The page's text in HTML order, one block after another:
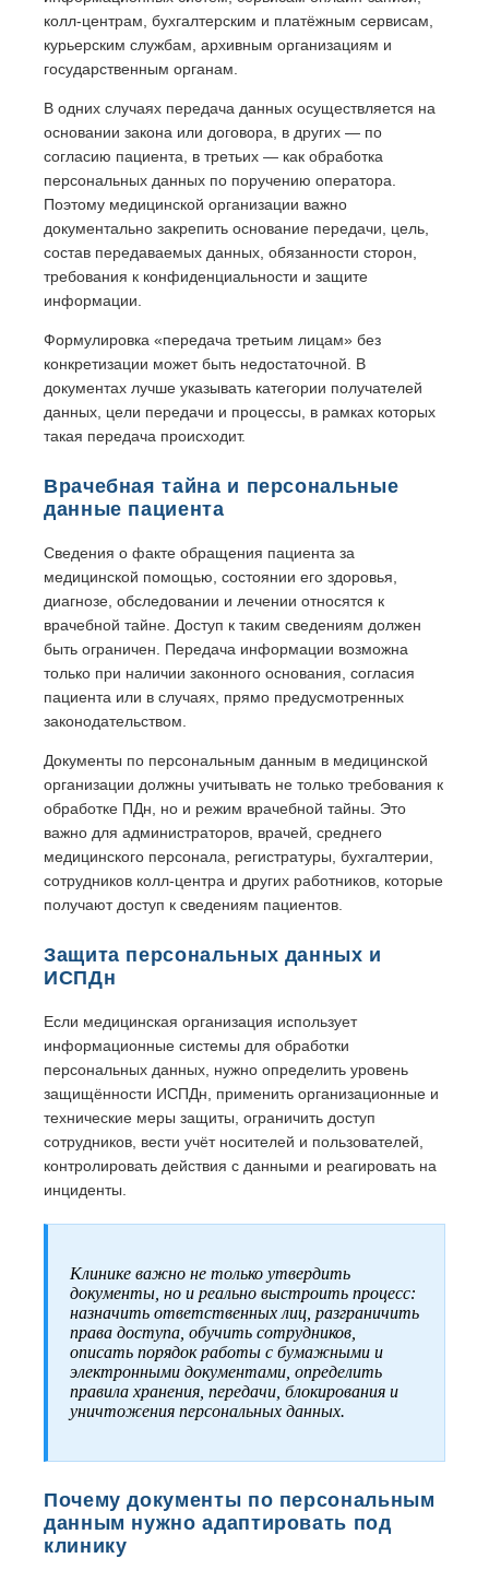
колл-центрам, бухгалтерским и платёжным сервисам,
курьерским службам, архивным организациям и
государственным органам.
В одних случаях передача данных осуществляется на
основании закона или договора, в других — по
согласию пациента, в третьих — как обработка
персональных данных по поручению оператора.
Поэтому медицинской организации важно
документально закрепить основание передачи, цель,
состав передаваемых данных, обязанности сторон,
требования к конфиденциальности и защите
информации.
Формулировка «передача третьим лицам» без
конкретизации может быть недостаточной. В
документах лучше указывать категории получателей
данных, цели передачи и процессы, в рамках которых
такая передача происходит.
Врачебная тайна и персональные
данные пациента
Сведения о факте обращения пациента за
медицинской помощью, состоянии его здоровья,
диагнозе, обследовании и лечении относятся к
врачебной тайне. Доступ к таким сведениям должен
быть ограничен. Передача информации возможна
только при наличии законного основания, согласия
пациента или в случаях, прямо предусмотренных
законодательством.
Документы по персональным данным в медицинской
организации должны учитывать не только требования к
обработке ПДн, но и режим врачебной тайны. Это
важно для администраторов, врачей, среднего
медицинского персонала, регистратуры, бухгалтерии,
сотрудников колл-центра и других работников, которые
получают доступ к сведениям пациентов.
Защита персональных данных и
ИСПДн
Если медицинская организация использует
информационные системы для обработки
персональных данных, нужно определить уровень
защищённости ИСПДн, применить организационные и
технические меры защиты, ограничить доступ
сотрудников, вести учёт носителей и пользователей,
контролировать действия с данными и реагировать на
инциденты.
Клинике важно не только утвердить
документы, но и реально выстроить процесс:
назначить ответственных лиц, разграничить
права доступа, обучить сотрудников,
описать порядок работы с бумажными и
электронными документами, определить
правила хранения, передачи, блокирования и
уничтожения персональных данных.
Почему документы по персональным
данным нужно адаптировать под
клинику